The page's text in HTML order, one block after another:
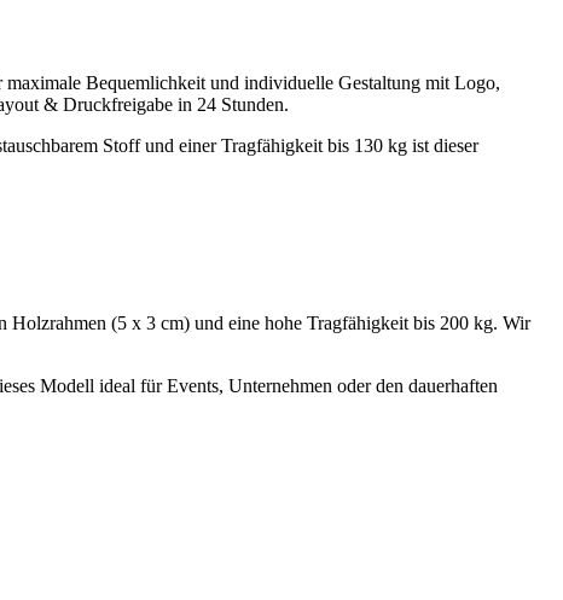
Bequemlichkeit und individuelle Gestaltung mit Logo,
& Druckfreigabe in 24 Stunden.
Stoff und einer Tragfähigkeit bis 130 kg ist dieser
Holzrahmen (5 x 3 cm) und eine hohe Tragfähigkeit bis 200 kg. Wir
Modell ideal für Events, Unternehmen oder den dauerhaften